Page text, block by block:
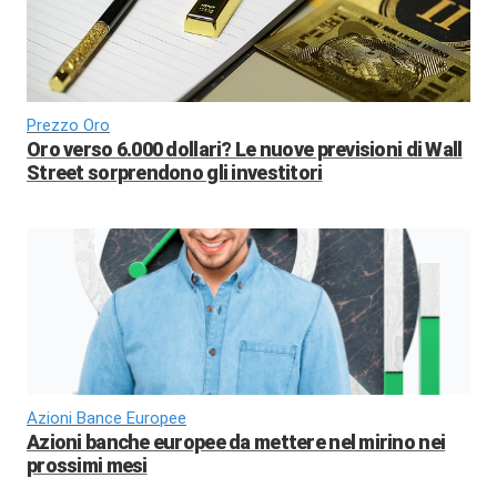
Prezzo Oro
Oro verso 6.000 dollari? Le nuove previsioni di Wall
Street sorprendono gli investitori
Azioni Bance Europee
Azioni banche europee da mettere nel mirino nei
prossimi mesi